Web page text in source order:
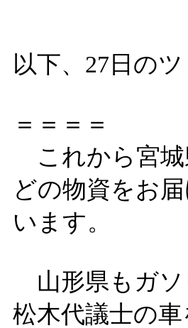
以下、27日の
＝＝＝＝
これから宮城
どの物資をお
います。
山形県もガソ
松木代議士の